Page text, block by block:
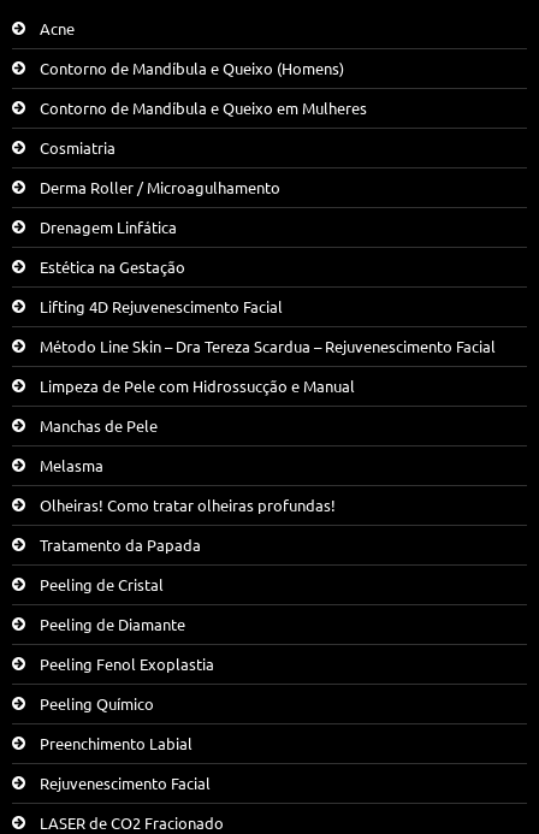
Acne
Contorno de Mandíbula e Queixo (Homens)
Contorno de Mandíbula e Queixo em Mulheres
Cosmiatria
Derma Roller / Microagulhamento
Drenagem Linfática
Estética na Gestação
Lifting 4D Rejuvenescimento Facial
Método Line Skin – Dra Tereza Scardua – Rejuvenescimento Facial
Limpeza de Pele com Hidrossucção e Manual
Manchas de Pele
Melasma
Olheiras! Como tratar olheiras profundas!
Tratamento da Papada
Peeling de Cristal
Peeling de Diamante
Peeling Fenol Exoplastia
Peeling Químico
Preenchimento Labial
Rejuvenescimento Facial
LASER de CO2 Fracionado